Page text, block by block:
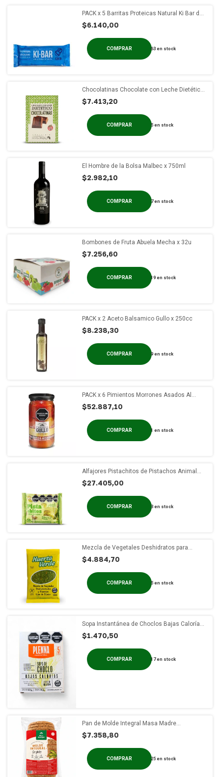
PACK x 5 Barritas Proteicas Natural Ki Bar de
$6.140,00
63 en stock
Chocolatinas Chocolate con Leche Dietético
$7.413,20
5 en stock
El Hombre de la Bolsa Malbec x 750ml
$2.982,10
7en stock
Bombones de Fruta Abuela Mecha x 32u
$7.256,60
19 en stock
PACK x 2 Aceto Balsamico Gullo x 250cc
$8.238,30
9 en stock
PACK x 6 Pimientos Morrones Asados Al
$52.887,10
1 en stock
Alfajores Pistachitos de Pistachos Animal
$27.405,00
3 en stock
Mezcla de Vegetales Deshidratos para
$4.884,70
5 en stock
Sopa Instantánea de Choclos Bajas Calorías
$1.470,50
17en stock
Pan de Molde Integral Masa Madre
$7.358,80
25 en stock